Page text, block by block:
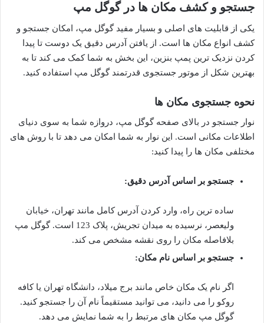
جستجو و کشف مکان ها در گوگل مپ
یکی از قابلیت های اصلی و بسیار مفید گوگل مپ، امکان جستجو و
کشف انواع مکان ها است. از یافتن آدرس دقیق یک دوست تا پیدا
کردن نزدیک ترین پمپ بنزین، این بخش به شما کمک می کند تا به
بهترین شکل از موتور جستجوی قدرتمند گوگل مپ استفاده کنید.
نحوه جستجوی مکان ها
نوار جستجو در بالای صفحه گوگل مپ، دروازه شما به سوی دنیای
اطلاعات مکانی است. این نوار به شما امکان می دهد تا با روش های
مختلفی مکان ها را پیدا کنید:
جستجو بر اساس آدرس دقیق:
ساده ترین راه، وارد کردن آدرس کامل مانند تهران، خیابان
ولیعصر، نرسیده به میدان تجریش، پلاک 123 است. گوگل مپ
بلافاصله مکان را روی نقشه مشخص می کند.
جستجو بر اساس نام مکان:
اگر نام یک مکان خاص مانند برج میلاد، دانشگاه تهران یا کافه
روکو را می دانید، می توانید مستقیماً نام آن را جستجو کنید.
گوگل مپ مکان های مرتبط را به شما نمایش می دهد.